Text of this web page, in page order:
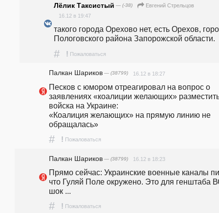
Лёлик Таксистый — (-38)
Евгений Стрельцов
16.12 в 19:47
такого города Орехово нет, есть Орехов,
Пологовского района Запорожской области.
# ! Пожаловаться
Палкан Шариков — (38799) 16.12 в 18:27
Песков с юмором отреагировал на вопрос о
заявлениях «коалиции желающих»
войска на Украине:
«Коалиция желающих» на прямую линию не
обращалась»
# ! Пожаловаться
Палкан Шариков — (38799) 16.12 в 18:23
Прямо сейчас: Украинские военные каналы
что Гуляй Поле окружено. Это для генштаба
шок ...
# ! Пожаловаться